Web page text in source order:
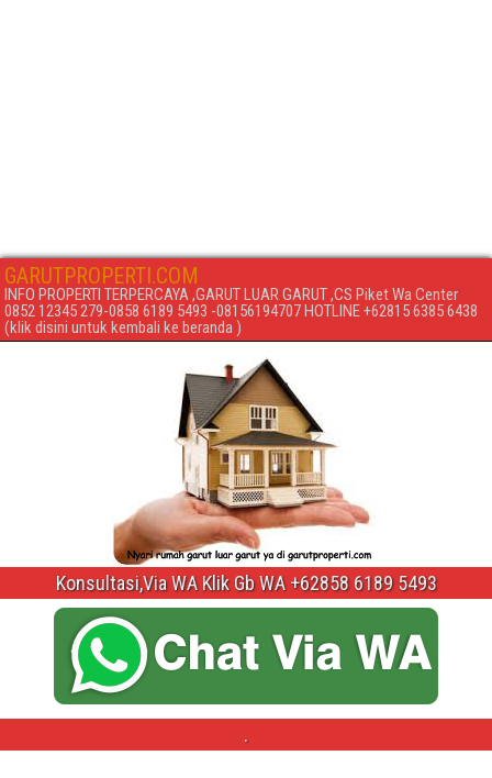
GARUTPROPERTI.COM
INFO PROPERTI TERPERCAYA ,GARUT LUAR GARUT ,CS Piket Wa Center
0852 12345 279-0858 6189 5493 -08156194707 HOTLINE +62815 6385 6438
(klik disini untuk kembali ke beranda )
Konsultasi,Via WA Klik Gb WA +62858 6189 5493
.